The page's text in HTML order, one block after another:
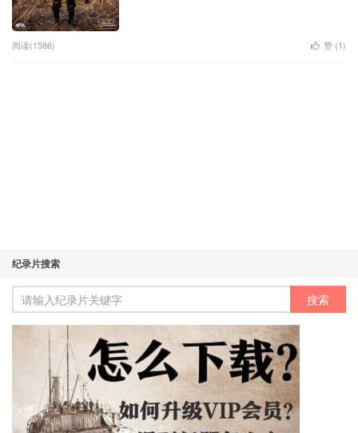
阅读(1586) 赞 (1)
纪录片搜索